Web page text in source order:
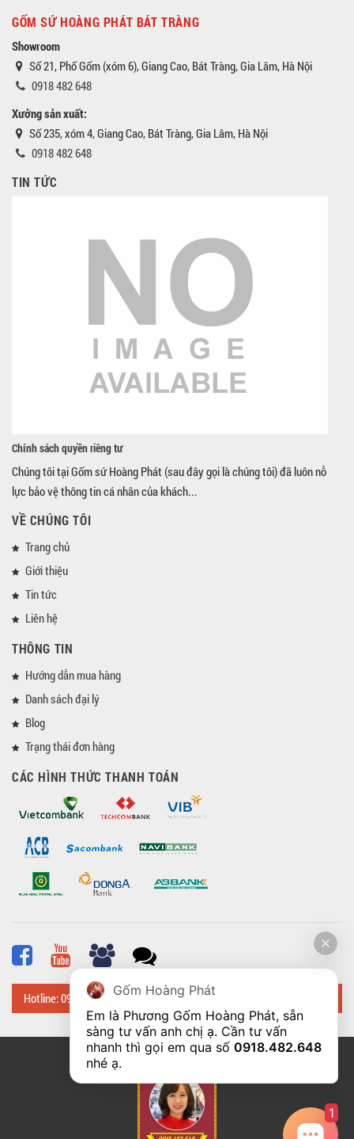
GỐM SỨ HOÀNG PHÁT BÁT TRÀNG
Showroom
Số 21, Phố Gốm (xóm 6), Giang Cao, Bát Tràng, Gia Lâm, Hà Nội
0918 482 648
Xưởng sản xuất:
Số 235, xóm 4, Giang Cao, Bát Tràng, Gia Lâm, Hà Nội
0918 482 648
TIN TỨC
Chính sách quyền riêng tư
Chúng tôi tại Gốm sứ Hoàng Phát (sau đây gọi là chúng tôi) đã luôn nỗ
lực bảo vệ thông tin cá nhân của khách...
VỀ CHÚNG TÔI
Trang chủ
Giới thiệu
Tin tức
Liên hệ
THÔNG TIN
Hướng dẫn mua hàng
Danh sách đại lý
Blog
Trạng thái đơn hàng
CÁC HÌNH THỨC THANH TOÁN
Hotline: 0918 482 648
© Bản quyền thuộc về
Gốm Hoàng Phát
Em là Phương Gốm Hoàng Phát, sẵn
sàng tư vấn anh chị ạ. Cần tư vấn
nhanh thì gọi em qua số 0918.482.648
nhé ạ.
1